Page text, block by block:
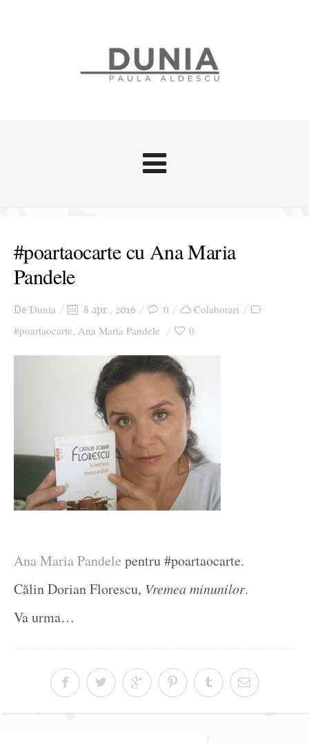
Stari afective
Zice Dunia
Cursuri povestite
Ziua culorii
#poartaocarte cu Ana Maria
Pandele
De Dunia 8 apr., 2016 0
Colaborari
#poartaocarte, Ana Maria Pandele 0
Ana Maria Pandele pentru #poartaocarte.
Călin Dorian Florescu, Vremea minunilor.
Va urma…